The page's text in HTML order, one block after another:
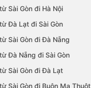
Sài Gòn đi Hà Nội
Đà Lạt đi Sài Gòn
Sài Gòn đi Đà Nẵng
Đà Nẵng đi Sài Gòn
Sài Gòn đi Đà Lạt
Sài Gòn đi Buôn Ma Thuột